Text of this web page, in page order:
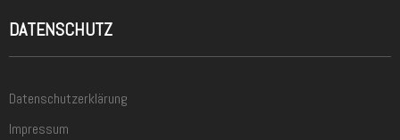
DATENSCHUTZ
Datenschutzerklärung
Impressum